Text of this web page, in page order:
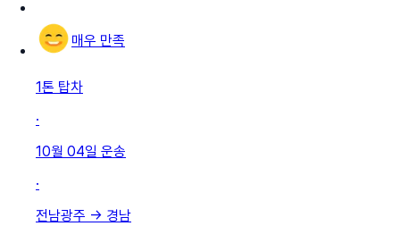
매우 만족
1톤 탑차
·
10월 04일 운송
·
전남광주 → 경남